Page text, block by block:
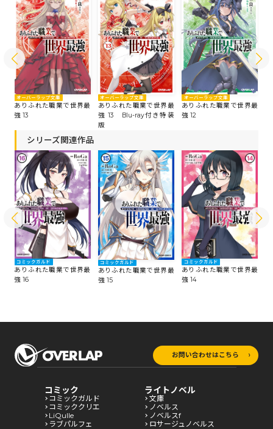
オーバーラップ文庫
ありふれた職業で世界最
強 13
オーバーラップ文庫
ありふれた職業で世界最
強 13 Blu-ray付き特装
版
オーバーラップ文庫
ありふれた職業で世界最
強 12
シリーズ関連作品
コミックガルド
ありふれた職業で世界最
強 16
コミックガルド
ありふれた職業で世界最
強 15
コミックガルド
ありふれた職業で世界最
強 14
お問い合わせはこちら
コミック
コミックガルド
コミッククリエ
LiQulle
ラブパルフェ
ライトノベル
文庫
ノベルス
ノベルスf
ロサージュノベルス